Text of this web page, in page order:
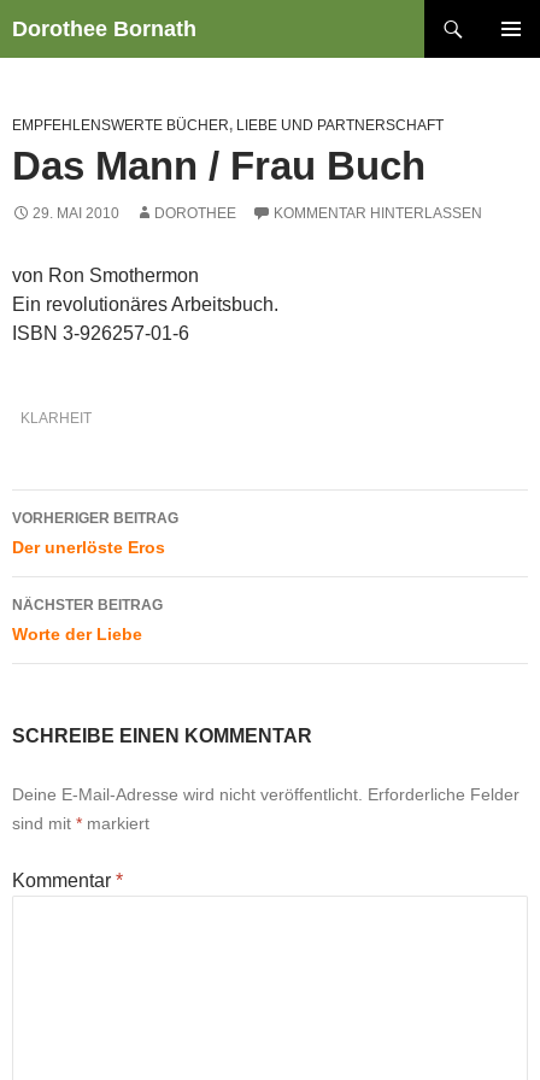
Inhalt
Dorothee Bornath
EMPFEHLENSWERTE BÜCHER, LIEBE UND PARTNERSCHAFT
Das Mann / Frau Buch
29. MAI 2010 DOROTHEE KOMMENTAR HINTERLASSEN
von Ron Smothermon
Ein revolutionäres Arbeitsbuch.
ISBN 3-926257-01-6
KLARHEIT
Beitragsnavigation
VORHERIGER BEITRAG
Der unerlöste Eros
NÄCHSTER BEITRAG
Worte der Liebe
SCHREIBE EINEN KOMMENTAR
Deine E-Mail-Adresse wird nicht veröffentlicht. Erforderliche Felder
sind mit * markiert
Kommentar *